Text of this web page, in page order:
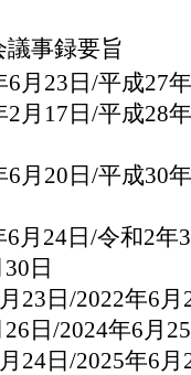
事録要旨
月23日 /平成27
月17日 /平成28
月20日 /平成30
月24日 /令和2年
日
23日 /2022年6月
日 /2024年6月
24日 /2025年6月